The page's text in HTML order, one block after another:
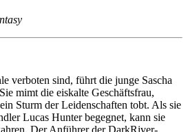
verboten sind, führt die junge Sascha
mimt die eiskalte Geschäftsfrau,
Sturm der Leidenschaften tobt. Als sie
Lucas Hunter begegnet, kann sie
Der Anführer der DarkRiver-